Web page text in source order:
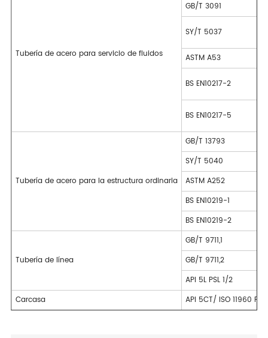
Tubería de acero para servicio de fluidos
GB/T 3091
SY/T 5037
ASTM A53
BS EN10217-2
BS EN10217-5
Tubería de acero para la estructura ordinaria
GB/T 13793
SY/T 5040
ASTM A252
BS EN10219-1
BS EN10219-2
Tubería de línea
GB/T 9711,1
GB/T 9711,2
API 5L PSL 1/2
Carcasa
API 5CT/ ISO 11960 PSL1